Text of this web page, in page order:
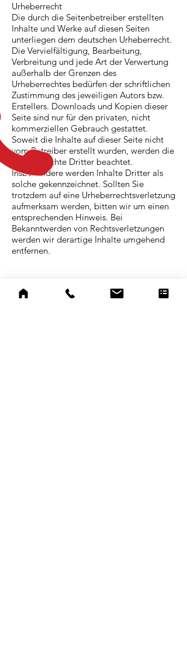
Urheberrecht
Die durch die Seitenbetreiber erstellten
Inhalte und Werke auf diesen Seiten
unterliegen dem deutschen Urheberrecht.
Die Vervielfältigung, Bearbeitung,
Verbreitung und jede Art der Verwertung
außerhalb der Grenzen des
Urheberrechtes bedürfen der schriftlichen
Zustimmung des jeweiligen Autors bzw.
Erstellers. Downloads und Kopien dieser
Seite sind nur für den privaten, nicht
kommerziellen Gebrauch gestattet.
Soweit die Inhalte auf dieser Seite nicht
vom Betreiber erstellt wurden, werden die
Urheberrechte Dritter beachtet.
Insbesondere werden Inhalte Dritter als
solche gekennzeichnet. Sollten Sie
trotzdem auf eine Urheberrechtsverletzung
aufmerksam werden, bitten wir um einen
entsprechenden Hinweis. Bei
Bekanntwerden von Rechtsverletzungen
werden wir derartige Inhalte umgehend
entfernen.